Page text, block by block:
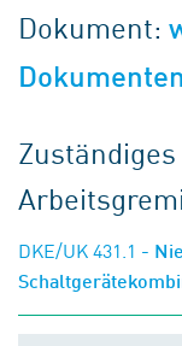
Dokument:
DKE/UK 431.1 -